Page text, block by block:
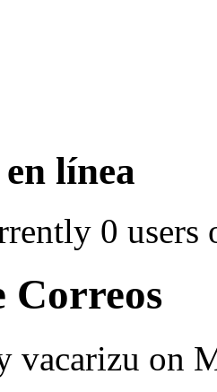
línea
0 users
Correos
vacarizu on